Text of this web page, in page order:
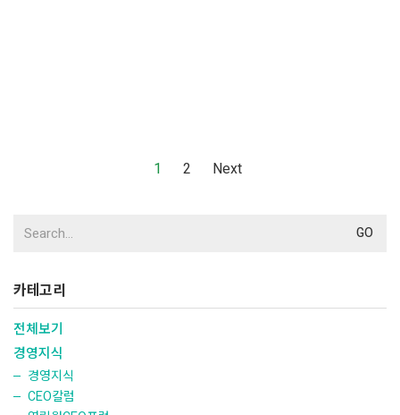
1 2 Next
for:
카테고리
전체보기
경영지식
경영지식
CEO칼럼